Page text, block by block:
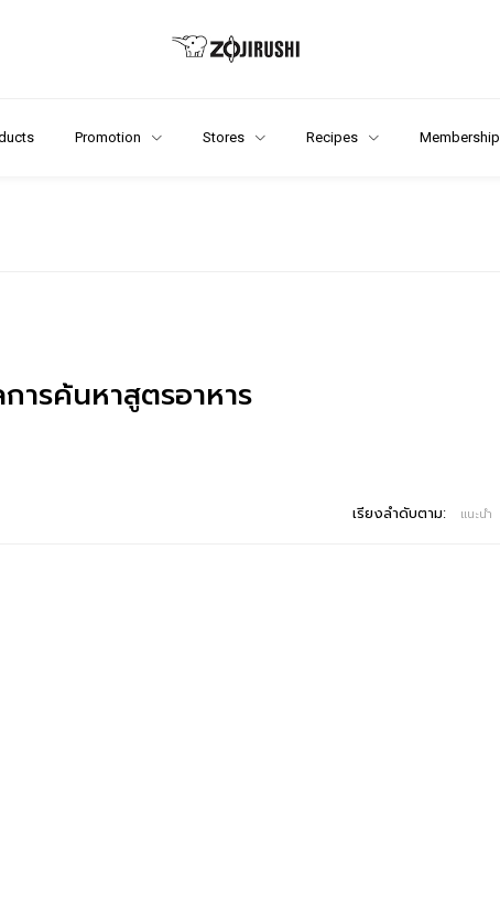
Promotion Stores Recipes Membership
ารค้นหาสูตรอาหาร
เรียงลำดับตาม: แนะนำ